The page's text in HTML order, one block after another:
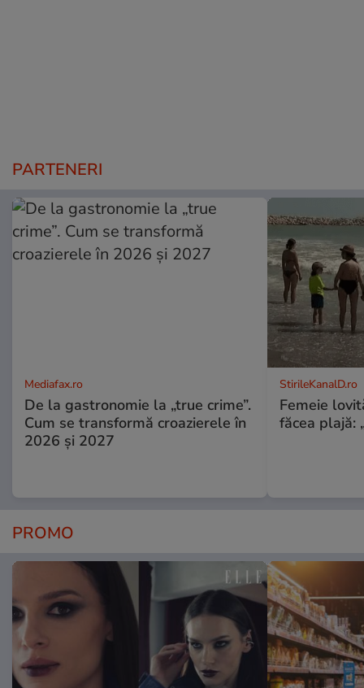
PARTENERI
Mediafax.ro
De la gastronomie la „true crime”.
Cum se transformă croazierele în
2026 și 2027
StirileKanalD.ro
Femeie
făcea plajă:
PROMO